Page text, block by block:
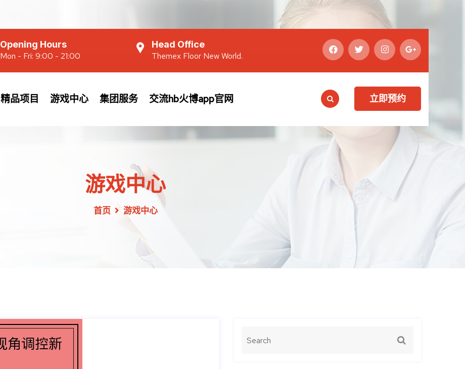
Opening Hours
Mon - Fri: 9:00 - 21:00
Head Office
Themex Floor New World.
精品项目 游戏中心 集团服务 交流hb火博app官网 立即预约
游戏中心
首页 游戏中心